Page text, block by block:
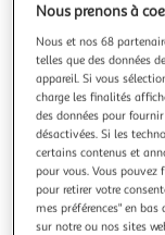
TENAX
Liens gris 10cm
Nous prenons à
Nous et nos 68
telles que des données
appareil. Si vous
charge les finalités
des données pour
désactivées. Si les
certains contenus et
pour vous. Vous
pour retirer votre
mes préférences" en
sur notre ou nos sites